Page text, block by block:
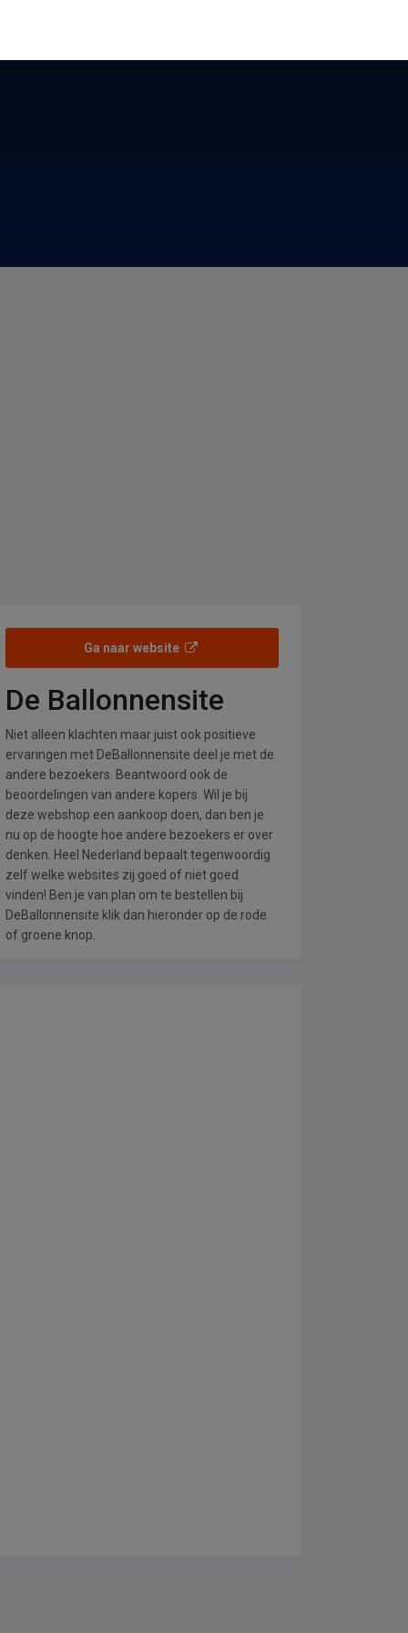
Ga naar website
De Ballonnensite
Niet alleen klachten maar juist ook positieve
ervaringen met DeBallonnensite deel je met de
andere bezoekers. Beantwoord ook de
beoordelingen van andere kopers. Wil je bij
deze webshop een aankoop doen, dan ben je
nu op de hoogte hoe andere bezoekers er over
denken. Heel Nederland bepaalt tegenwoordig
zelf welke websites zij goed of niet goed
vinden! Ben je van plan om te bestellen bij
DeBallonnensite klik dan hieronder op de rode
of groene knop.